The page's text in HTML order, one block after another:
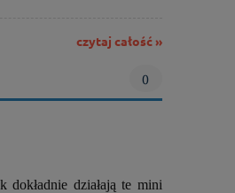
czytaj całość »
0
działają te mini